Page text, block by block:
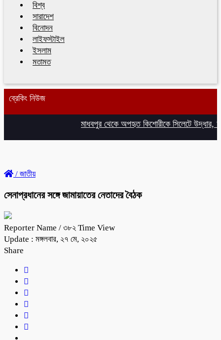
বিশ্ব
সারাদেশ
বিনোদন
লাইফস্টাইল
ইসলাম
মতামত
ব্রেকিং নিউজ
মাধবপুর থেকে অপহৃত কিশোরীকে সিলেটে উদ্ধার,
/ জাতীয়
সেনাপ্রধানের সঙ্গে জামায়াতের নেতাদের বৈঠক
Reporter Name / ৩৮২ Time View
Update : মঙ্গলবার, ২৭ মে, ২০২৫
Share